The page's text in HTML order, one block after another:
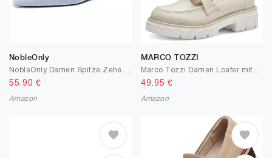
NobleOnly
55.90 €
Amazon
MARCO TOZZI
49.95 €
Amazon